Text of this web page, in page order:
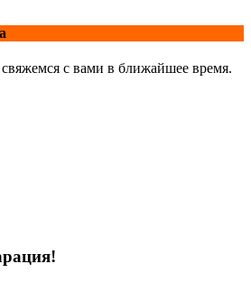
с вами в ближайшее время.